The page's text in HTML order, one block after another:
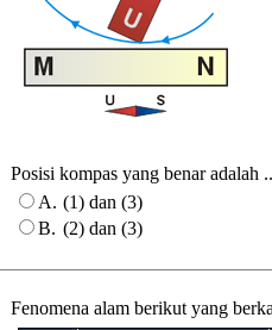
Posisi kompas yang benar adalah
A. (1) dan (3)
B. (2) dan (3)
Fenomena alam berikut yang